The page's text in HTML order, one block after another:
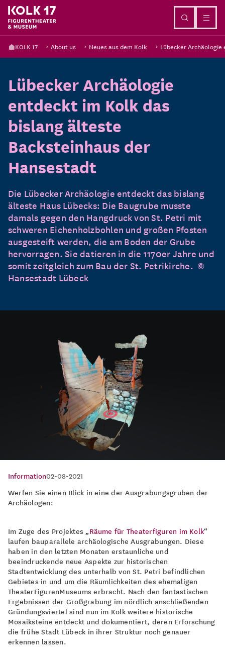
KOLK 17 About us Neues aus dem Kolk Lübecker
Lübecker Archäologie
entdeckt im Kolk das
bislang älteste
Backsteinhaus der
Hansestadt
Die Lübecker Archäologie entdeckt das bislang
älteste Haus Lübecks: Die Baugrube musste
damals gegen den Hangdruck von St. Petri mit
schweren Eichenholzbohlen und großen Pfosten
ausgesteift werden, die am Boden der Grube
hervorragen. Sie datieren in die 1170er Jahre und
somit zeitgleich zum Bau der St. Petrikirche. ©
Hansestadt Lübeck
Information02-08-2021
Werfen Sie einen Blick in eine der Ausgrabungsgruben der
Archäologen:
Im Zuge des Projektes „Räume für Theaterfiguren im Kolk“
laufen bauparallele archäologische Ausgrabungen. Diese
haben in den letzten Monaten erstaunliche und
beeindruckende neue Aspekte zur historischen
Stadtentwicklung des unterhalb von St. Petri befindlichen
Gebietes in und um die Räumlichkeiten des ehemaligen
TheaterFigurenMuseums erbracht. Nach den fantastischen
Ergebnissen der Großgrabung im nördlich anschließenden
Gründungsviertel sind nun im Kolk weitere historische
Mosaiksteine entdeckt und dokumentiert, deren Erforschung
die frühe Stadt Lübeck in ihrer Struktur noch genauer
erkennen lassen.